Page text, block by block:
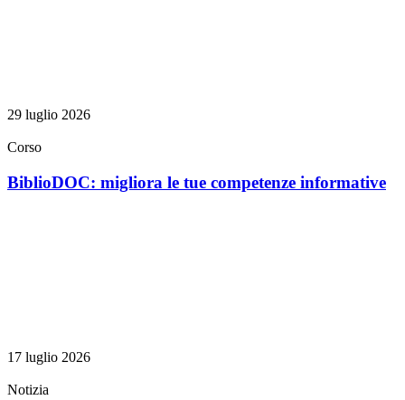
29 luglio 2026
Corso
BiblioDOC: migliora le tue competenze informative
17 luglio 2026
Notizia